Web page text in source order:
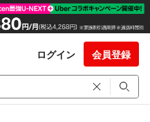
ログイン 会員登録